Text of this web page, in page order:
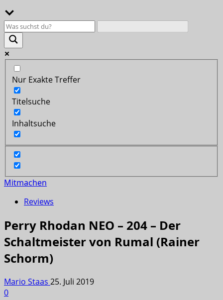
Nur Exakte Treffer
Titelsuche
Inhaltsuche
Mitmachen
Reviews
Perry Rhodan NEO – 204 – Der
Schaltmeister von Rumal (Rainer
Schorm)
Mario Staas 25. Juli 2019
0